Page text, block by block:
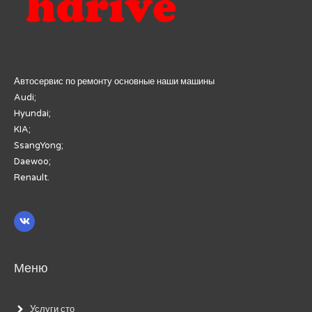
Автосервис по ремонту основные наши машины
Audi;
Hyundai;
KIA;
SsangYong;
Daewoo;
Renault.
Меню
Услуги сто